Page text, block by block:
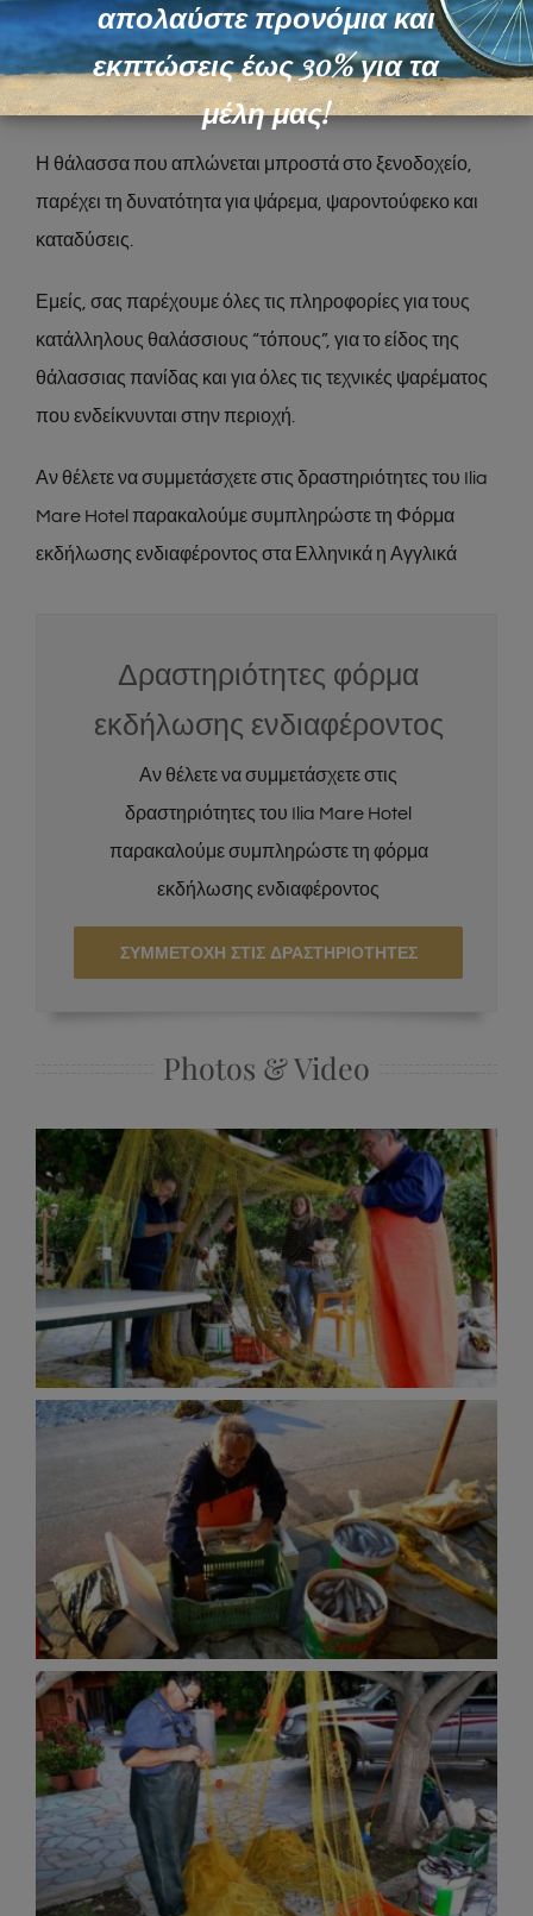
μαθαίνετε να σέβεστε το περιβάλλον και ακόμα
περισσότερο τη θάλασσα και να μην παραβιάζετε
περιορισμούς που υπάρχουν για τα ψάρια.
Η θάλασσα που απλώνεται μπροστά στο ξενοδοχείο,
παρέχει τη δυνατότητα για ψάρεμα, ψαροντούφεκο και
καταδύσεις.
Εμείς, σας παρέχουμε όλες τις πληροφορίες για τους
κατάλληλους θαλάσσιους “τόπους”, για το είδος της
θάλασσιας πανίδας και για όλες τις τεχνικές ψαρέματος
που ενδείκνυνται στην περιοχή.
Αν θέλετε να συμμετάσχετε στις δραστηριότητες του Ilia
Mare Hotel παρακαλούμε συμπληρώστε τη Φόρμα
εκδήλωσης ενδιαφέροντος στα Ελληνικά η Αγγλικά
Δραστηριότητες φόρμα
εκδήλωσης ενδιαφέροντος
Αν θέλετε να συμμετάσχετε στις
δραστηριότητες του Ilia Mare Hotel
παρακαλούμε συμπληρώστε τη φόρμα
εκδήλωσης ενδιαφέροντος
ΣΥΜΜΕΤΟΧΗ ΣΤΙΣ ΔΡΑΣΤΗΡΙΟΤΗΤΕΣ
Photos & Video
απολαύστε προνόμια και
εκπτώσεις έως 30% για τα
μέλη μας!